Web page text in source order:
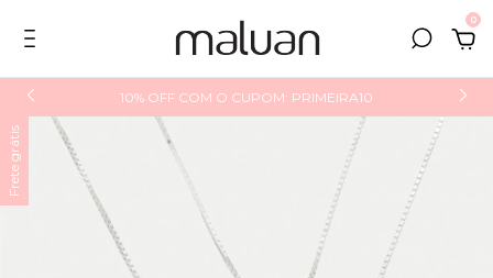
0
10% OFF COM O CUPOM: PRIMEIRA10
Frete grátis